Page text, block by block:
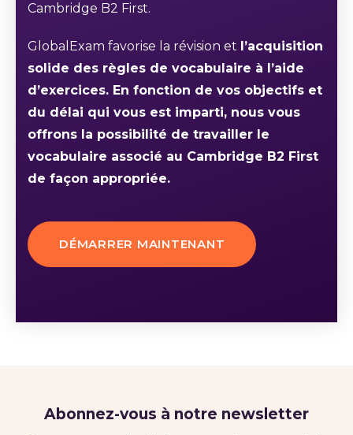
Cambridge B2 First.
GlobalExam favorise la révision et l’acquisition
solide des règles de vocabulaire à l’aide
d’exercices. En fonction de vos objectifs et
du délai qui vous est imparti, nous vous
offrons la possibilité de travailler le
vocabulaire associé au Cambridge B2 First
de façon appropriée.
DÉMARRER MAINTENANT
Abonnez-vous à notre newsletter